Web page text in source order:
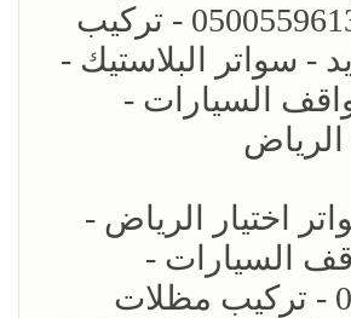
المناسبه - 0500559613 - تركيب
- سواتر البلاستيك -
السيارات -
اختيار الرياض -
السيارات -
0500559613 - تركيب مظلات